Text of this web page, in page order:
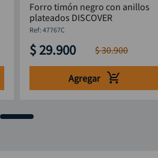
Forro timón negro con anillos
plateados DISCOVER
: 47767C
$ 29.900 $30.900
Agregar